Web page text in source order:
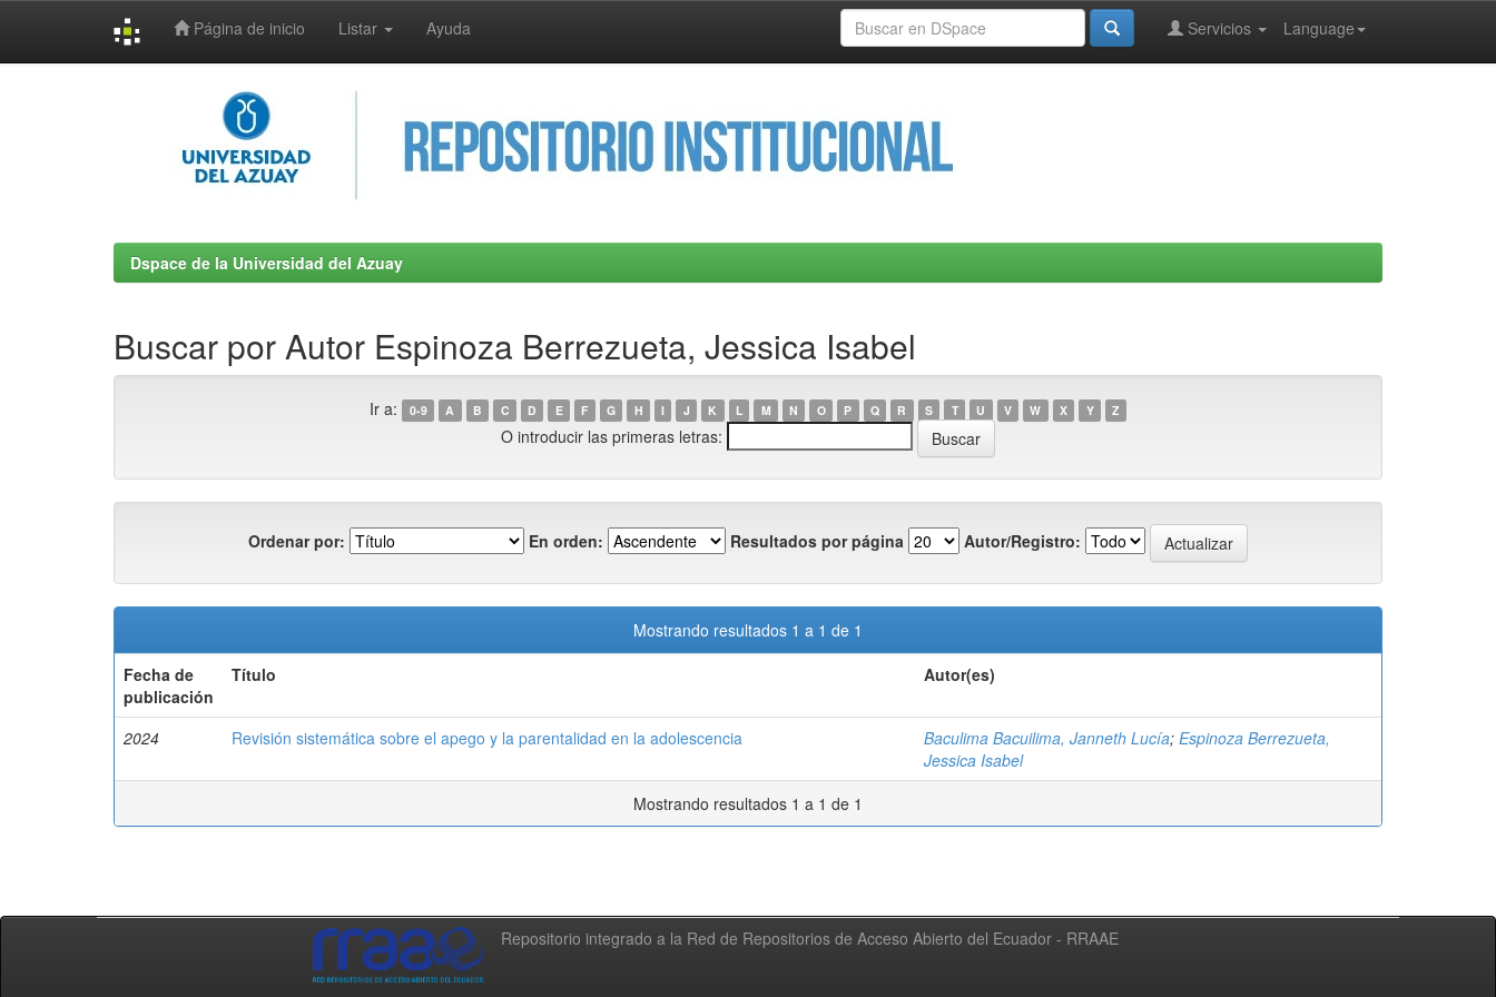
Página de inicio Listar Ayuda Language
Servicios
Dspace de la Universidad del Azuay
Buscar por Autor Espinoza Berrezueta, Jessica Isabel
Ir a: 0-9 A B C D E F G H I J K L M N O P Q R S T U V W X Y Z
O introducir las primeras letras:
Ordenar por: En orden: Resultados por página Autor/Registro:
Mostrando resultados 1 a 1 de 1
Fecha de
publicación
Título Autor(es)
2024 Revisión sistemática sobre el apego y la parentalidad en la adolescencia Baculima Bacuilima, Janneth Lucía; Espinoza Berrezueta,
Jessica Isabel
Mostrando resultados 1 a 1 de 1
Repositorio integrado a la Red de Repositorios de Acceso Abierto del Ecuador - RRAAE